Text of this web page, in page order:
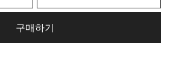
구매하기